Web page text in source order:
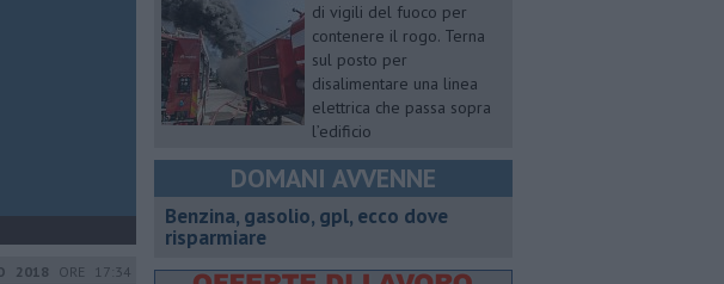
2018 ORE 17:34
di vigili del fuoco per
contenere il rogo. Terna
sul posto per
disalimentare una linea
elettrica che passa sopra
l’edificio
DOMANI AVVENNE
​Benzina, gasolio, gpl, ecco dove
risparmiare